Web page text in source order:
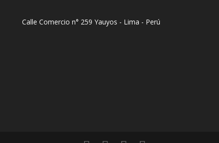
Calle Comercio n° 259 Yauyos - Lima - Perú